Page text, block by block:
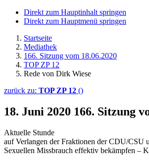
Direkt zum Hauptinhalt springen
Direkt zum Hauptmenü springen
Startseite
Mediathek
166. Sitzung vom 18.06.2020
TOP ZP 12
Rede von Dirk Wiese
zurück zu: TOP ZP 12 ()
18. Juni 2020 166. Sitzung
Aktuelle Stunde
auf Verlangen der Fraktionen der CDU/CSU
Sexuellen Missbrauch effektiv bekämpfen –